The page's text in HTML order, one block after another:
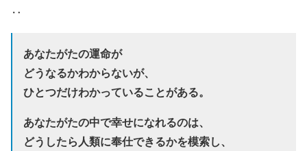
‥
あなたがたの運命が
どうなるかわからないが、
ひとつだけわかっていることがある。
あなたがたの中で幸せになれるのは、
どうしたら人類に奉仕できるかを模索し、